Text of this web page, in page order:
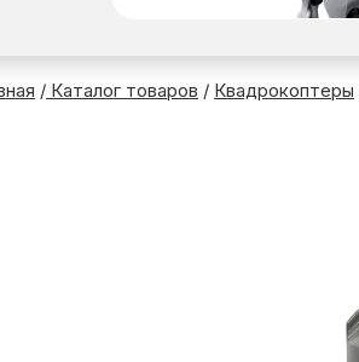
/ Каталог товаров / Квадрокоптеры